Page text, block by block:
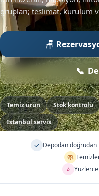
grupları; teslimat, kurulum
Temiz ürün Stok kontrolü
İstanbul servis
✓ Depodan doğrudan
🧼
⭐